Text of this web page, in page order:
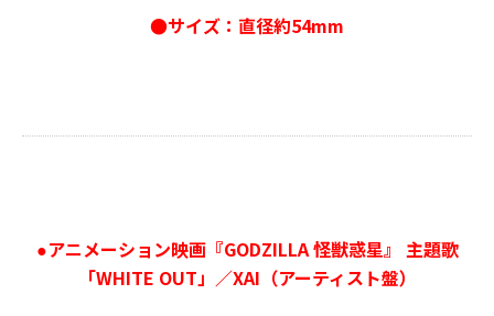
●サイズ：直径約54mm
●アニメーション映画『GODZILLA 怪獣惑星』 主題歌
「WHITE OUT」／XAI（アーティスト盤）